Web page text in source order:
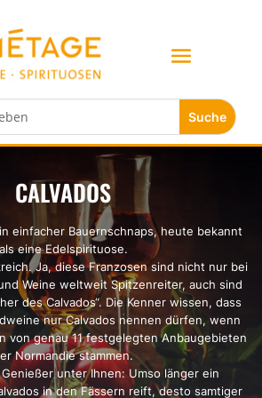
CALVADOS
einfacher Bauernschnaps, heute bekannt
als eine Edelspirituose.
Ja, diese Franzosen sind nicht nur bei
Weine weltweit Spitzenreiter, auch sind
des Calvados“. Die Kenner wissen, dass
nur Calvados nennen dürfen, wenn
von genau 11 festgelegten Anbaugebieten
Normandie stammen.
unter Ihnen: Umso länger ein
in den Fässern reift, desto samtiger